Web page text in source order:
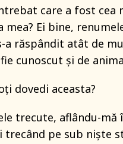
care a fost cea
mea? Ei bine,
a răspândit atât de
cunoscut şi de
dovedi aceasta?
trecute, aflându-mă
trecând pe sub nişte